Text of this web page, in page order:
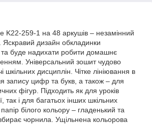
K22-259-1 на 48 аркушів – незамінний
Яскравий дизайн обкладинки
та буде надихати робити домашнє
Універсальний зошит чудово
шкільних дисциплін. Чітке лініювання в
запису цифр та букв, а також – для
фігур. Підходить як для уроків
так і для багатьох інших шкільних
білого кольору – гладенький та
чорнила. Ущільнена кольорова